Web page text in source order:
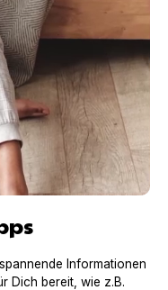
Informationen
Dich bereit, wie z.B.